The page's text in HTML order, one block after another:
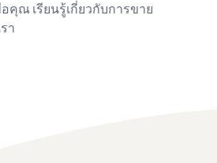
อคุณ เรียนรู้เกี่ยวกับการขาย
า